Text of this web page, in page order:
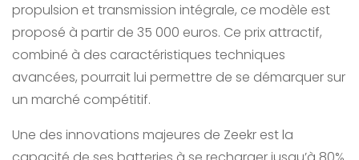
propulsion et transmission intégrale, ce modèle est
proposé à partir de 35 000 euros. Ce prix attractif,
combiné à des caractéristiques techniques
avancées, pourrait lui permettre de se démarquer sur
un marché compétitif.
Une des innovations majeures de Zeekr est la